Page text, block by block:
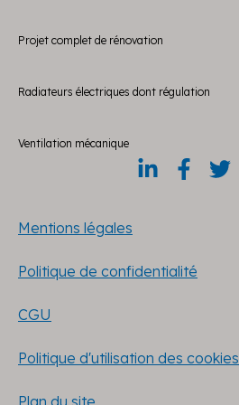
Projet complet de rénovation
Radiateurs électriques dont régulation
Ventilation mécanique
Mentions légales
Politique de confidentialité
CGU
Politique d'utilisation des cookies
Plan du site